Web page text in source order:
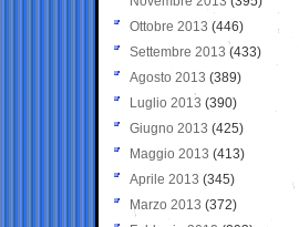
Ottobre 2013 (446)
Settembre 2013 (433)
Agosto 2013 (389)
Luglio 2013 (390)
Giugno 2013 (425)
Maggio 2013 (413)
Aprile 2013 (345)
Marzo 2013 (372)